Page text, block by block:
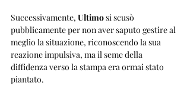
Successivamente, Ultimo si scusò
pubblicamente per non aver saputo gestire al
meglio la situazione, riconoscendo la sua
reazione impulsiva, ma il seme della
diffidenza verso la stampa era ormai stato
piantato.